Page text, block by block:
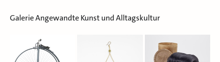
Galerie Angewandte Kunst und Alltagskultur